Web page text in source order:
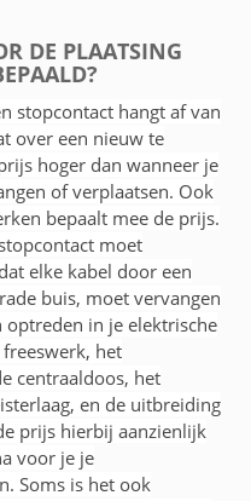
DE PLAATSING
stopcontact hangt af van
over een nieuw te
hoger dan wanneer je
of verplaatsen. Ook
bepaalt mee de prijs.
moet
elke kabel door een
buis, moet vervangen
in je elektrische
freeswerk, het
centraaldoos, het
en de uitbreiding
prijs hierbij aanzienlijk
voor je je
Soms is het ook